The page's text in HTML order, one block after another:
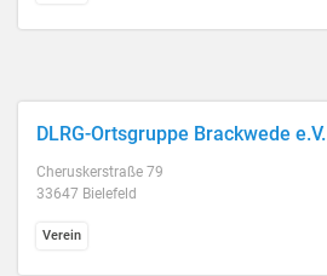
DLRG-Ortsgruppe Brackwede e.V.
Cheruskerstraße 79
33647 Bielefeld
Verein